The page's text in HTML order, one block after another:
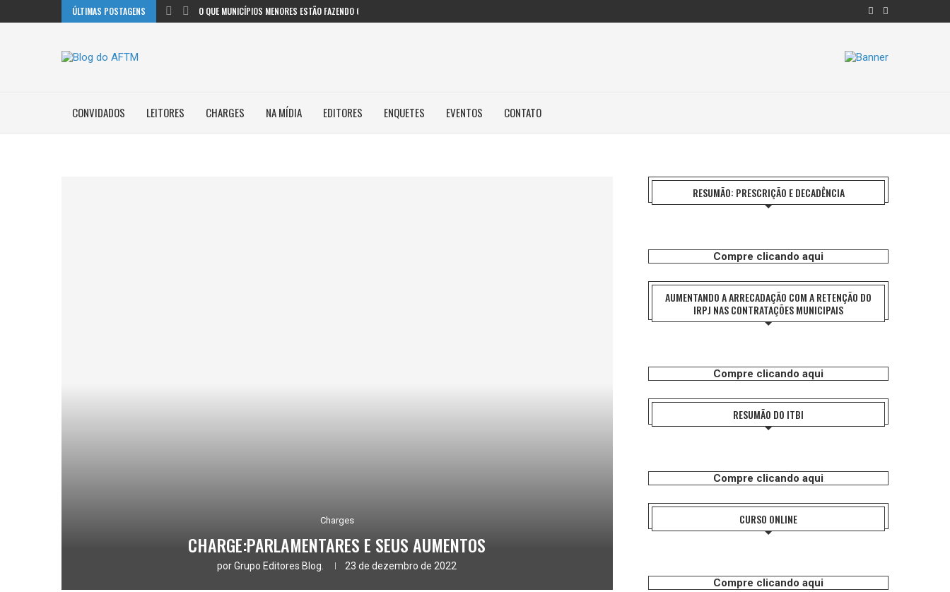
ÚLTIMAS POSTAGENS O QUE MUNICÍPIOS MENORES ESTÃO FAZENDO COM IA...
CONVIDADOS LEITORES CHARGES NA MÍDIA EDITORES ENQUETES EVENTOS CONTATO
Charges
CHARGE:PARLAMENTARES E SEUS AUMENTOS
porGrupo Editores Blog. 23 de dezembro de 2022
RESUMÃO: PRESCRIÇÃO E DECADÊNCIA
Compre clicando aqui
AUMENTANDO A ARRECADAÇÃO COM A RETENÇÃO DO
IRPJ NAS CONTRATAÇÕES MUNICIPAIS
Compre clicando aqui
RESUMÃO DO ITBI
Compre clicando aqui
CURSO ONLINE
Compre clicando aqui